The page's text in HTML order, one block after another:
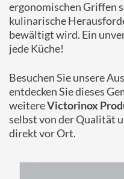
ergonomischen Griffen
kulinarische
bewältigt wird. Ein
jede Küche!
Besuchen Sie unsere
entdecken Sie dieses
weitereVictorinox
selbst von der Qualität
direkt vor Ort.